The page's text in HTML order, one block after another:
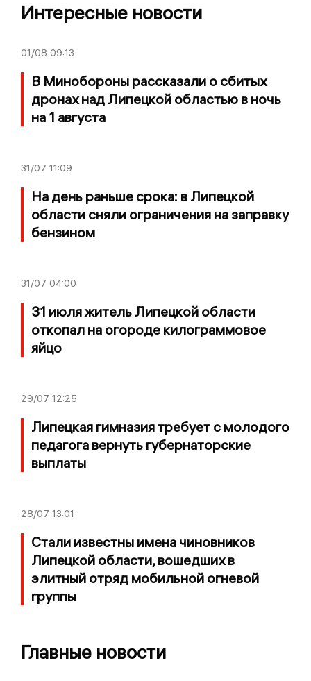
Интересные новости
01/08 09:13
В Минобороны рассказали о сбитых
дронах над Липецкой областью в ночь
на 1 августа
31/07 11:09
На день раньше срока: в Липецкой
области сняли ограничения на заправку
бензином
31/07 04:00
31 июля житель Липецкой области
откопал на огороде килограммовое
яйцо
29/07 12:25
Липецкая гимназия требует с молодого
педагога вернуть губернаторские
выплаты
28/07 13:01
Стали известны имена чиновников
Липецкой области, вошедших в
элитный отряд мобильной огневой
группы
Главные новости